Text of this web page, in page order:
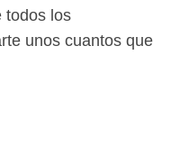
todos los
unos cuantos que